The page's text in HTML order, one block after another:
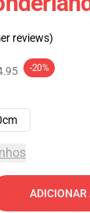
reviews)
-20%
ADICIONAR